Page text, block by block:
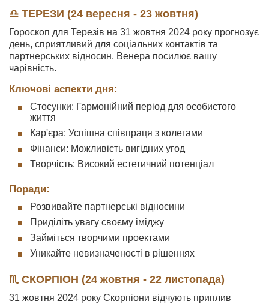
♎ ТЕРЕЗИ (24 вересня - 23 жовтня)
Гороскоп для Терезів на 31 жовтня 2024 року прогнозує
день, сприятливий для соціальних контактів та
партнерських відносин. Венера посилює вашу
чарівність.
Ключові аспекти дня:
Стосунки: Гармонійний період для особистого
життя
Кар'єра: Успішна співпраця з колегами
Фінанси: Можливість вигідних угод
Творчість: Високий естетичний потенціал
Поради:
Розвивайте партнерські відносини
Приділіть увагу своєму іміджу
Займіться творчими проектами
Уникайте невизначеності в рішеннях
♏ СКОРПІОН (24 жовтня - 22 листопада)
31 жовтня 2024 року Скорпіони відчують приплив